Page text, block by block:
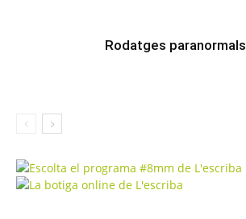
Rodatges paranormals